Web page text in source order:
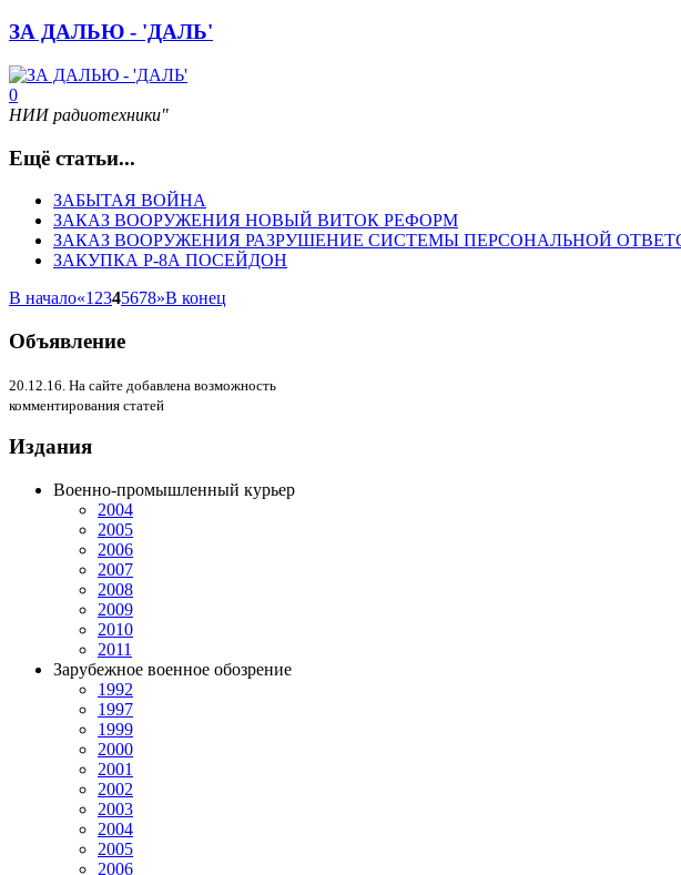
ЗА ДАЛЬЮ - 'ДАЛЬ'
0
НИИ радиотехники"
Ещё статьи...
ЗАБЫТАЯ ВОЙНА
ЗАКАЗ ВООРУЖЕНИЯ НОВЫЙ ВИТОК РЕФОРМ
ЗАКАЗ ВООРУЖЕНИЯ РАЗРУШЕНИЕ СИСТЕМЫ ПЕРСОНАЛЬНОЙ
ЗАКУПКА Р-8А ПОСЕЙДОН
В начало«1 2345678»В конец
Объявление
20.12.16. На сайте добавлена возможность
комментирования статей
Издания
Военно-промышленный курьер
2004
2005
2006
2007
2008
2009
2010
2011
Зарубежное военное обозрение
1992
1997
1999
2000
2001
2002
2003
2004
2005
2006